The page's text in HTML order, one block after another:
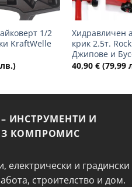
1/2
KraftWelle
Хидравличен
крик 2.5т.
Джипове и
40,90 € (79,99
– ИНСТРУМЕНТИ И
КОМПРОМИС
електрически и градински
строителство и дом.